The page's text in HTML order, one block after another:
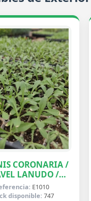
CORONARIA /
LANUDO /
ABUELAE1010
disponible: 747